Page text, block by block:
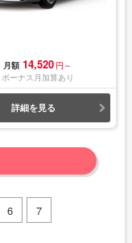
月額 14,520 円～
ボーナス月加算あり
詳細を見る
6 7